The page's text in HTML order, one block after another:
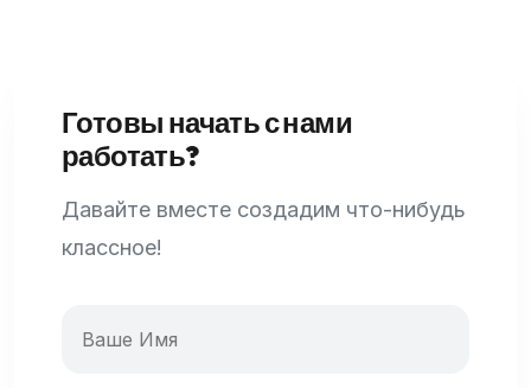
Готовы начать с нами
работать?
Давайте вместе создадим что-нибудь
классное!